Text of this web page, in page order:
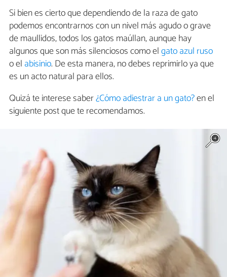
Si bien es cierto que dependiendo de la raza de gato
podemos encontrarnos con un nivel más agudo o grave
de maullidos, todos los gatos maúllan, aunque hay
algunos que son más silenciosos como elgato azul ruso
o el abisinio. De esta manera, no debes reprimirlo ya que
es un acto natural para ellos.
Quizá te interese saber¿Cómo adiestrar a un gato?en el
siguiente post que te recomendamos.